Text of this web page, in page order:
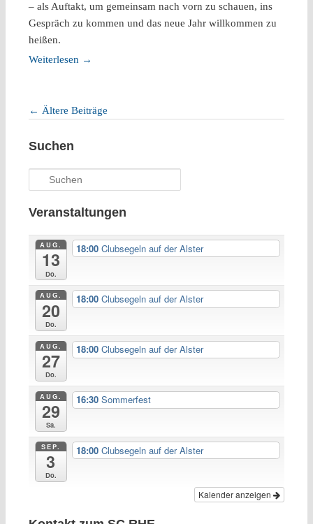
– als Auftakt, um gemeinsam nach vorn zu schauen, ins
Gespräch zu kommen und das neue Jahr willkommen zu
heißen.
Weiterlesen →
Artikelnavigation
← Ältere Beiträge
Suchen
Suchen
Veranstaltungen
AUG.
13
Do.
18:00Clubsegeln auf der Alster
AUG.
20
Do.
18:00Clubsegeln auf der Alster
AUG.
27
Do.
18:00Clubsegeln auf der Alster
AUG.
29
Sa.
16:30Sommerfest
SEP.
3
Do.
18:00Clubsegeln auf der Alster
Kalender anzeigen